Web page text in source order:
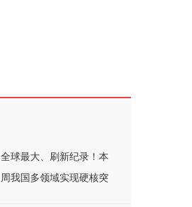
全球最大、刷新纪录！本
周我国多领域实现硬核突